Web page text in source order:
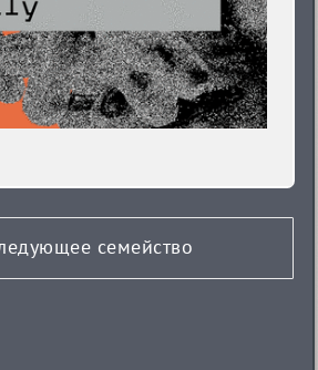
семейство